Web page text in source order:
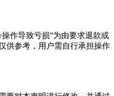
作导致亏损”为由要求退款或
供参考，用户需自行承担操作